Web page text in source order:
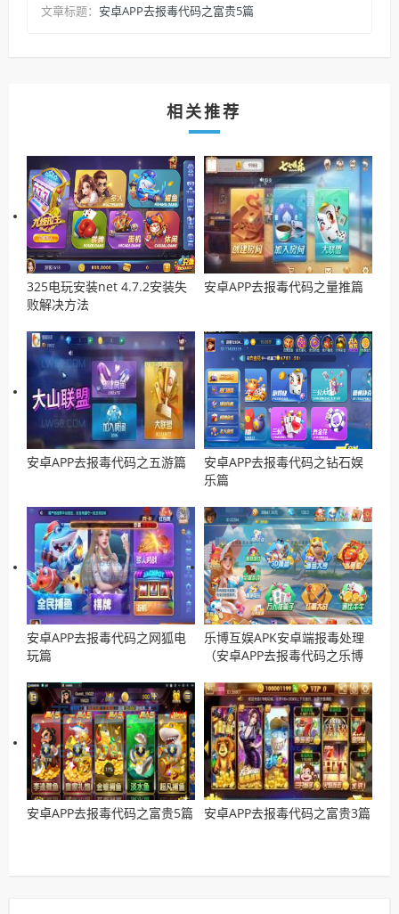
文章标题： 安卓APP去报毒代码之富贵5篇
相关推荐
325电玩安装net 4.7.2安装失
败解决方法
安卓APP去报毒代码之量推篇
安卓APP去报毒代码之五游篇
安卓APP去报毒代码之钻石娱
乐篇
安卓APP去报毒代码之网狐电
玩篇
乐博互娱APK安卓端报毒处理
（安卓APP去报毒代码之乐博
安卓APP去报毒代码之富贵5篇 安卓APP去报毒代码之富贵3篇